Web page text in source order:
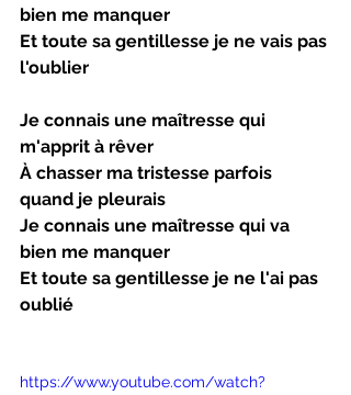
bien me manquer
Et toute sa gentillesse je ne vais pas
l'oublier
Je connais une maîtresse qui
m'apprit à rêver
À chasser ma tristesse parfois
quand je pleurais
Je connais une maîtresse qui va
bien me manquer
Et toute sa gentillesse je ne l'ai pas
oublié
https://www.youtube.com/watch?